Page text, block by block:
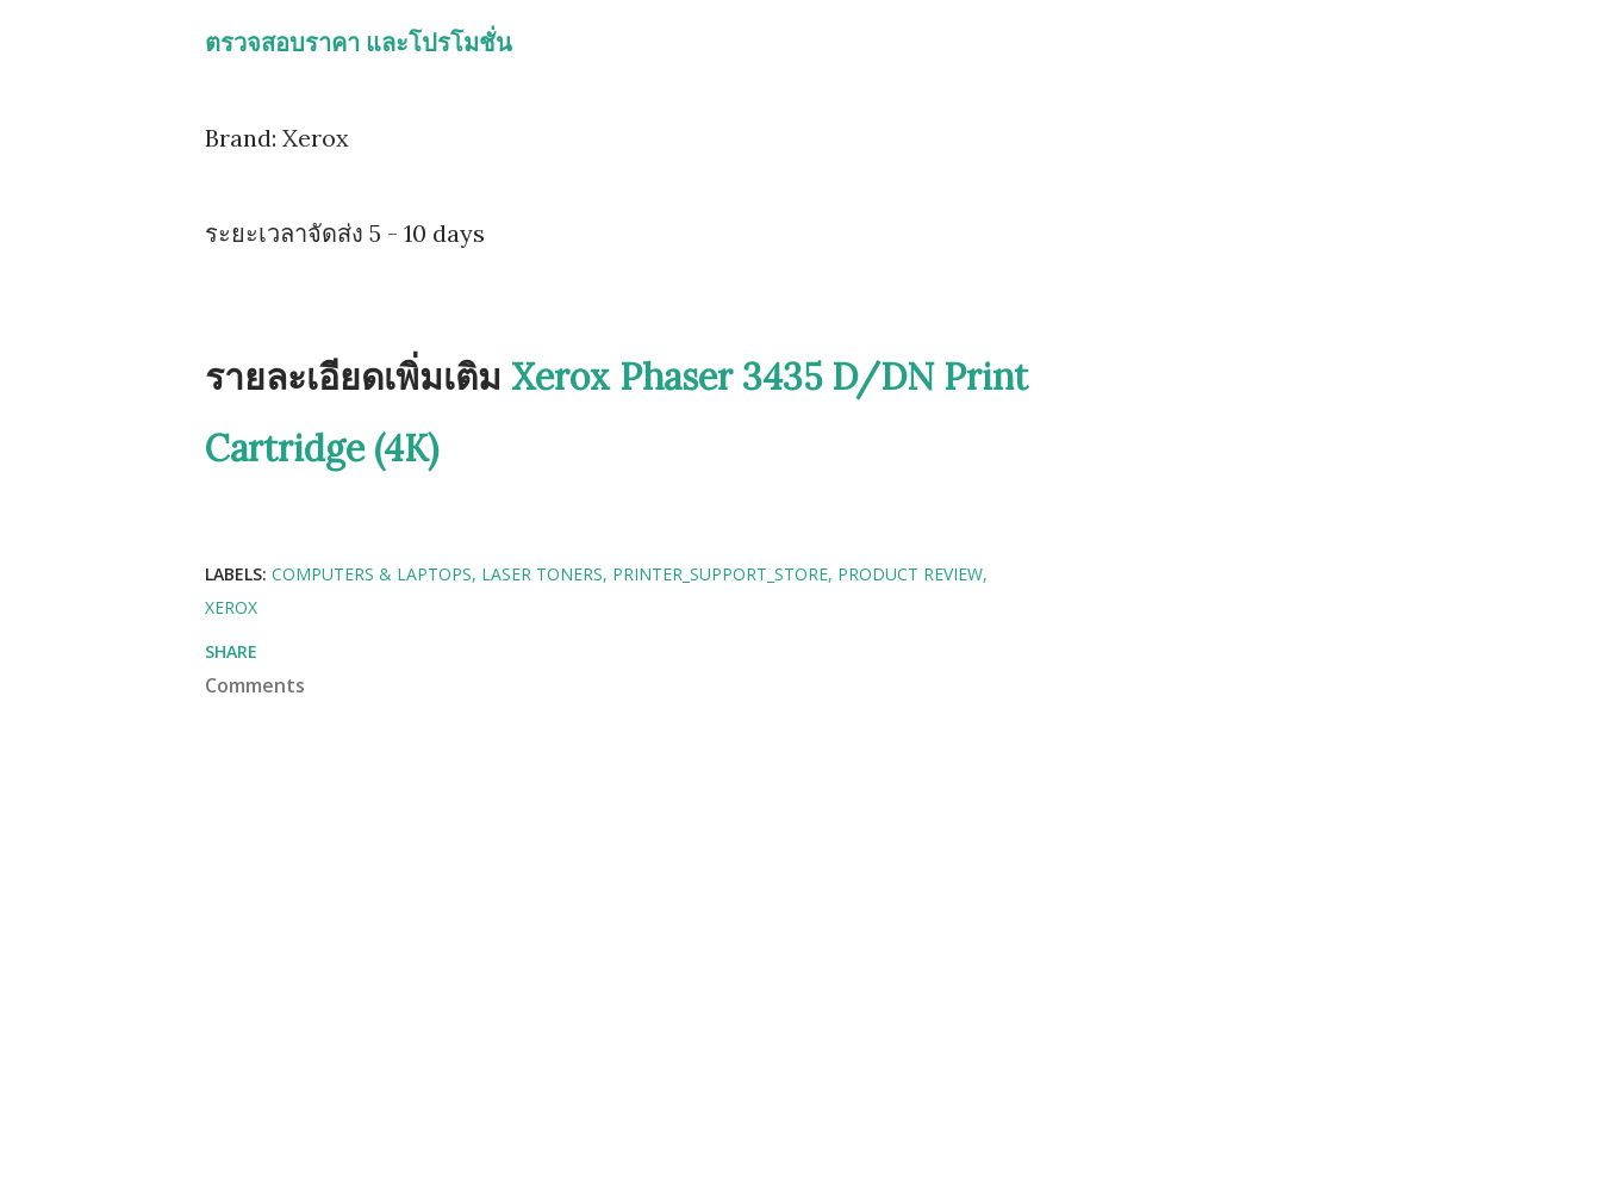
ตรวจสอบราคา และโปรโมชั่น
Brand: Xerox
ระยะเวลาจัดส่ง 5 - 10 days
รายละเอียดเพิ่มเติม Xerox Phaser 3435 D/DN Print
Cartridge (4K)
LABELS: COMPUTERS & LAPTOPS LASER TONERS PRINTER_SUPPORT_STORE PRODUCT REVIEW
XEROX
SHARE
Comments